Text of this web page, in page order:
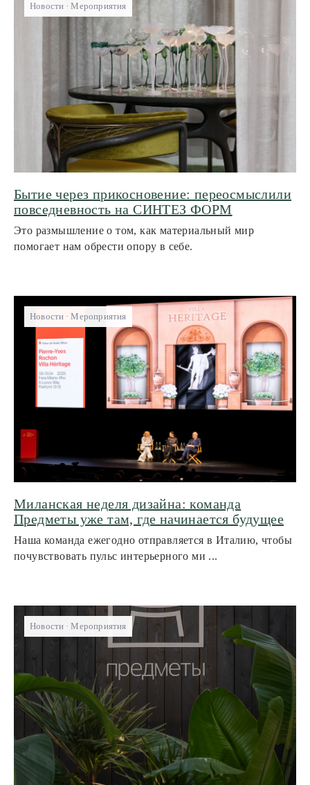
Новости Мероприятия
Бытие через прикосновение: переосмыслили
повседневность на СИНТЕЗ ФОРМ
Это размышление о том, как материальный мир
помогает нам обрести опору в себе.
Новости Мероприятия
Миланская неделя дизайна: команда
Предметы уже там, где начинается будущее
Наша команда ежегодно отправляется в Италию, чтобы
почувствовать пульс интерьерного ми ...
Новости Мероприятия
Будьте в курсе всех новинок
и спец. предложений
+7 962 346-5866